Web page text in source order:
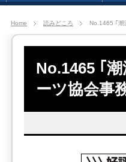
Home 読みどころ No.1465 ｢潮
No.1465 ｢
ーツ協会事